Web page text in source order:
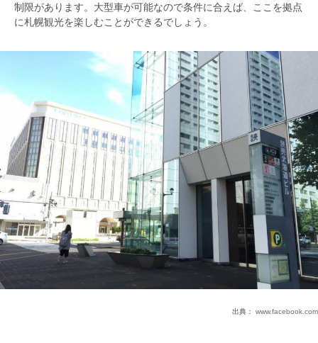
制限があります。大型車が可能なので条件に合えば、ここを拠点
に札幌観光を楽しむことができるでしょう。
出典： www.facebook.com